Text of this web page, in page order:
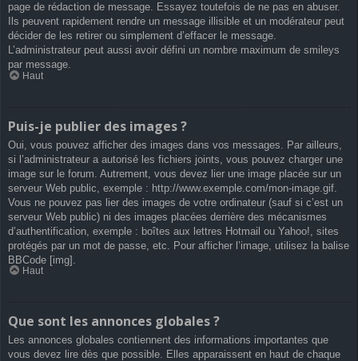
page de rédaction de message. Essayez toutefois de ne pas en abuser.
Ils peuvent rapidement rendre un message illisible et un modérateur peut
décider de les retirer ou simplement d’effacer le message.
L’administrateur peut aussi avoir défini un nombre maximum de smileys
par message.
Haut
Puis-je publier des images ?
Oui, vous pouvez afficher des images dans vos messages. Par ailleurs,
si l’administrateur a autorisé les fichiers joints, vous pouvez charger une
image sur le forum. Autrement, vous devez lier une image placée sur un
serveur Web public, exemple : http://www.exemple.com/mon-image.gif.
Vous ne pouvez pas lier des images de votre ordinateur (sauf si c’est un
serveur Web public) ni des images placées derrière des mécanismes
d’authentification, exemple : boîtes aux lettres Hotmail ou Yahoo!, sites
protégés par un mot de passe, etc. Pour afficher l’image, utilisez la balise
BBCode [img].
Haut
Que sont les annonces globales ?
Les annonces globales contiennent des informations importantes que
vous devez lire dès que possible. Elles apparaissent en haut de chaque